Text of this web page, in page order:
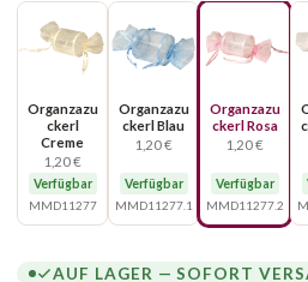
Organzazu
ckerl
Creme
1,20 €
Verfügbar
MMD11277
Organzazu
ckerl Blau
1,20 €
Verfügbar
MMD11277.1
Organzazu
ckerl Rosa
1,20 €
Verfügbar
MMD11277.2
AUF LAGER — SOFORT